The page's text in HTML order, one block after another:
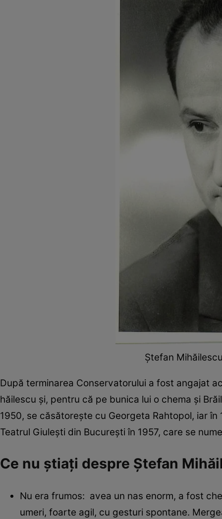
Ștefan
După terminarea Con­servatorului a fost angajat
hăilescu şi, pentru că pe bunica lui o chema şi
1950, se căsătoreşte cu Georgeta ­Rahtopol, iar
Teatrul Giuleşti din Bucureşti în 1957, care se
Ce nu știați despre Ștefan
Nu era frumos: avea un nas enorm, a fost
umeri, foarte agil, cu gesturi spontane.